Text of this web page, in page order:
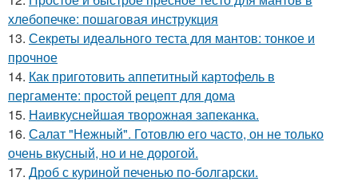
хлебопечке: пошаговая инструкция
13. Секреты идеального теста для мантов: тонкое и
прочное
14. Как приготовить аппетитный картофель в
пергаменте: простой рецепт для дома
15. Наивкуснейшая творожная запеканка.
16. Салат "Нежный". Готовлю его часто, он не только
очень вкусный, но и не дорогой.
17. Дроб с куриной печенью по-болгарски.